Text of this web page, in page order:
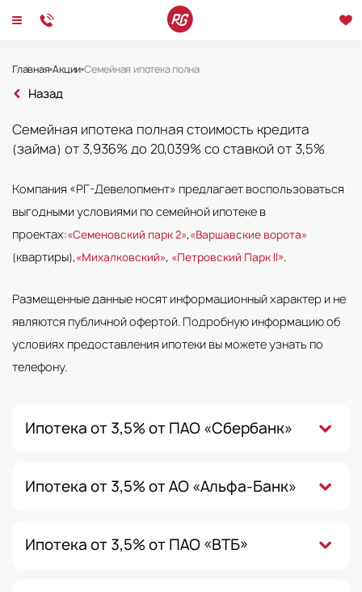
Семейная ипотека со ставкой от 3,5% в проектах
Главная Акции Семейная ипотека полная стоимость кредита (займа) от
Назад
Семейная ипотека полная стоимость кредита
(займа) от 3,936% до 20,039% со ставкой от 3,5%
Компания «РГ-Девелопмент» предлагает воспользоваться
выгодными условиями по семейной ипотеке в
проектах:«Семеновский парк 2»,«Варшавские ворота»
(квартиры),«Михалковский», «Петровский Парк II».
Размещенные данные носят информационный характер и не
являются публичной офертой. Подробную информацию об
условиях предоставления ипотеки вы можете узнать по
телефону.
Ипотека от 3,5% от ПАО «Сбербанк»
Ипотека от 3,5% от АО «Альфа-Банк»
Ипотека от 3,5% от ПАО «ВТБ»